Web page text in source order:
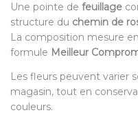
Une pointe de feuillage
structure du chemin de
La composition mesure
formule Meilleur
Les fleurs peuvent varier
magasin, tout en
couleurs.